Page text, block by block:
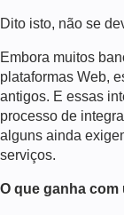
Dito isto, não se
Embora muitos
plataformas Web,
antigos. E essas
processo de
alguns ainda
serviços.
O que ganha